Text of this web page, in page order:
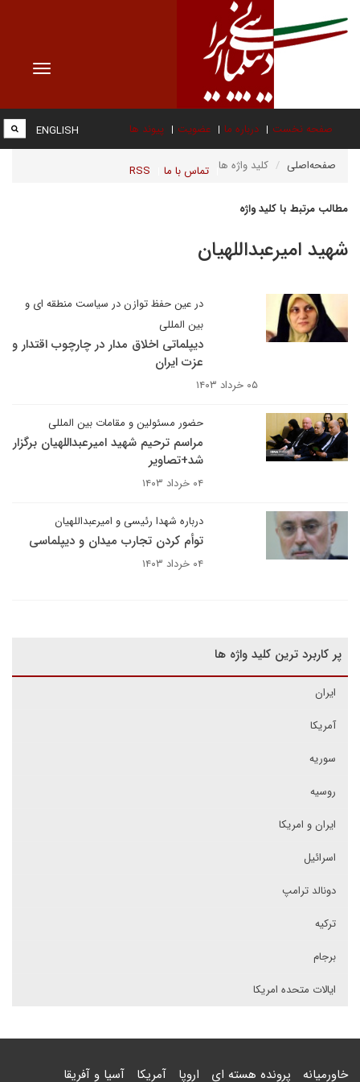
Toggle
صفحه نخست درباره ما عضویت پیوند ها
تماس با ما RSS
ENGLISH
صفحه‌اصلی کلید واژه ها
مطالب مرتبط با کلید واژه
شهید امیرعبداللهیان
در عین حفظ توازن در سیاست منطقه ای و
بین المللی
دیپلماتی اخلاق مدار در چارچوب اقتدار و
عزت ایران
۰۵ خرداد ۱۴۰۳
حضور مسئولین و مقامات بین المللی
مراسم ترحیم شهید امیرعبداللهیان برگزار
شد+تصاویر
۰۴ خرداد ۱۴۰۳
درباره شهدا رئیسی و امیرعبداللهیان
توأم‌ کردن تجارب میدان و دیپلماسی
۰۴ خرداد ۱۴۰۳
پر کاربرد ترین کلید واژه ها
ایران
آمریکا
سوریه
روسیه
ایران و امریکا
اسرائیل
دونالد ترامپ
ترکیه
برجام
ایالات متحده امریکا
خاورمیانه پرونده هسته ای اروپا آمریکا آسیا و آفریقا